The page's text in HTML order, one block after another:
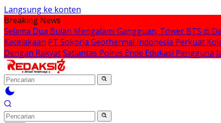
Langsung ke konten
Breaking News
Selama Dua Bulan Mengalami Gangguan, Tower BTS di
Kecelakaan PT Sokoria Geothermal Indonesia Perkuat
Dengan RakyatSatlantas Polres Ende Edukasi Pengguna